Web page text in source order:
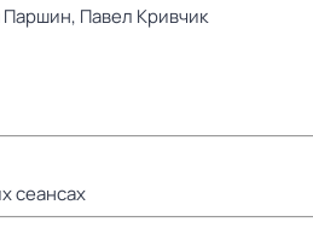
Павел Кривчик
сеансах